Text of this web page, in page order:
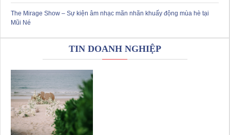
The Mirage Show – Sự kiện âm nhạc mãn nhãn khuấy động mùa hè tại
Mũi Né
TIN DOANH NGHIỆP